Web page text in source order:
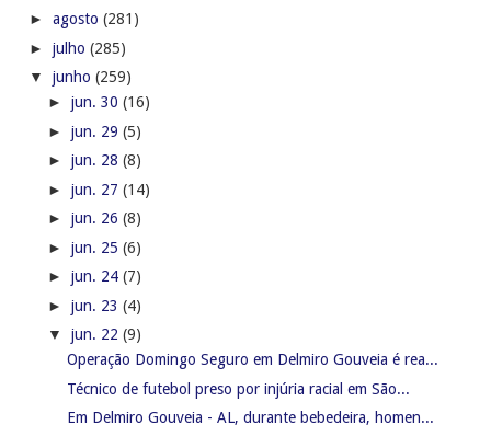
► agosto (281)
► julho (285)
▼ junho (259)
► jun. 30 (16)
► jun. 29 (5)
► jun. 28 (8)
► jun. 27 (14)
► jun. 26 (8)
► jun. 25 (6)
► jun. 24 (7)
► jun. 23 (4)
▼ jun. 22 (9)
Operação Domingo Seguro em Delmiro Gouveia é rea...
Técnico de futebol preso por injúria racial em São...
Em Delmiro Gouveia - AL, durante bebedeira, homen...